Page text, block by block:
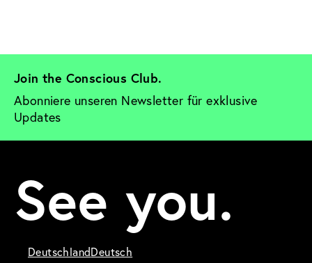
Join the Conscious Club.
Abonniere unseren Newsletter für exklusive
Updates
See you.
DeutschlandDeutsch